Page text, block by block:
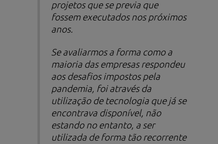
projetos que se previa que
fossem executados nos próximos
anos.
Se avaliarmos a forma como a
maioria das empresas respondeu
aos desafios impostos pela
pandemia, foi através da
utilização de tecnologia que já se
encontrava disponível, não
estando no entanto, a ser
utilizada de forma tão recorrente